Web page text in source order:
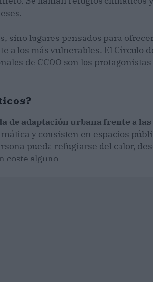
sino lugares pensados para
a los más vulnerables. El Círculo
de CCOO son los protagonistas
de adaptación urbana frente a las
y consisten en espacios
pueda refugiarse del calor,
coste alguno.